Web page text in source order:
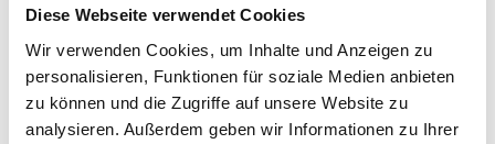
Diese Webseite verwendet Cookies
Wir verwenden Cookies, um Inhalte und Anzeigen zu
personalisieren, Funktionen für soziale Medien anbieten
zu können und die Zugriffe auf unsere Website zu
analysieren. Außerdem geben wir Informationen zu Ihrer
2x Waschtisch-Anschluss Spar-Set f.
Doppelwaschtische
Sofort lieferbar 11.08-13.08.